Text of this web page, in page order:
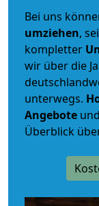
Bei uns
umziehen,
kompletter
wir über die
unterwegs.
Angebote
Überblick